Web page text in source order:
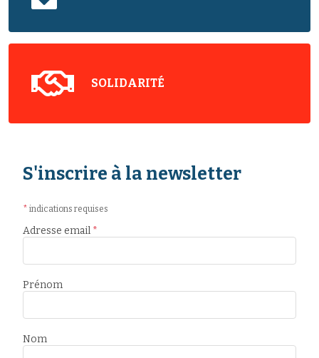
SOLIDARITÉ
S'inscrire à la newsletter
* indications requises
Adresse email *
Prénom
Nom